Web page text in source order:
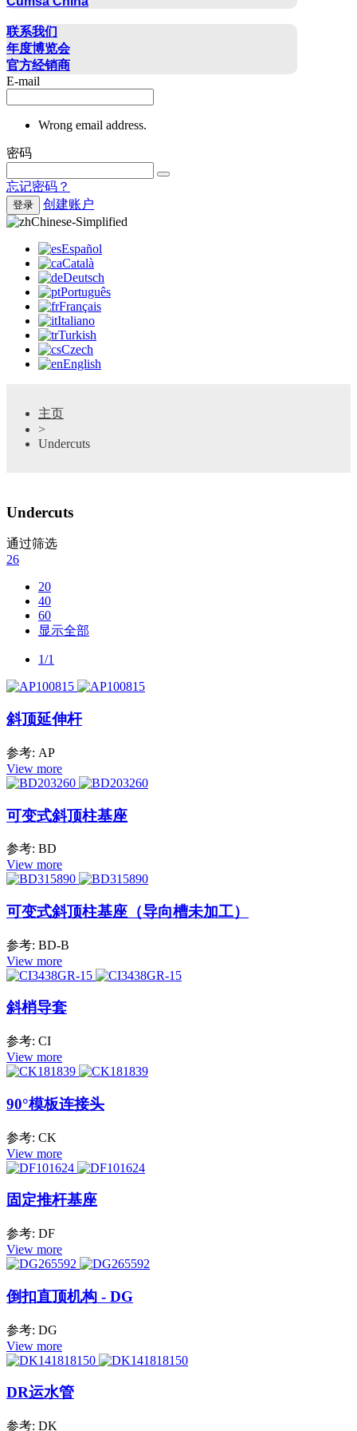
联系我们
年度博览会
官方经销商
E-mail
Wrong email address.
密码
忘记密码？
登录
创建账户
Chinese-Simplified
Español
Català
Deutsch
Português
Français
Italiano
Turkish
Czech
English
主页
>
Undercuts
Undercuts
通过筛选
26
20
40
60
显示全部
1/1
斜顶延伸杆
参考: AP
View more
可变式斜顶柱基座
参考: BD
View more
可变式斜顶柱基座（导向槽未加工）
参考: BD-B
View more
斜梢导套
参考: CI
View more
90°模板连接头
参考: CK
View more
固定推杆基座
参考: DF
View more
倒扣直顶机构 - DG
参考: DG
View more
DR运水管
参考: DK